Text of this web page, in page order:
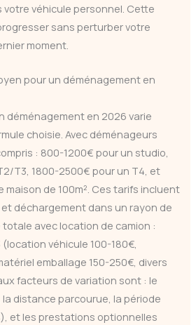
véhicule personnel. Cette
sans perturber votre
moment.
pour un déménagement en
déménagement en 2026 varie
choisie. Avec déménageurs
: 800-1200€ pour un studio,
T3, 1800-2500€ pour un T4, et
de 100m². Ces tarifs incluent
déchargement dans un rayon de
totale avec location de camion :
véhicule 100-180€,
emballage 150-250€, divers
facteurs de variation sont : le
la distance parcourue, la période
et les prestations optionnelles